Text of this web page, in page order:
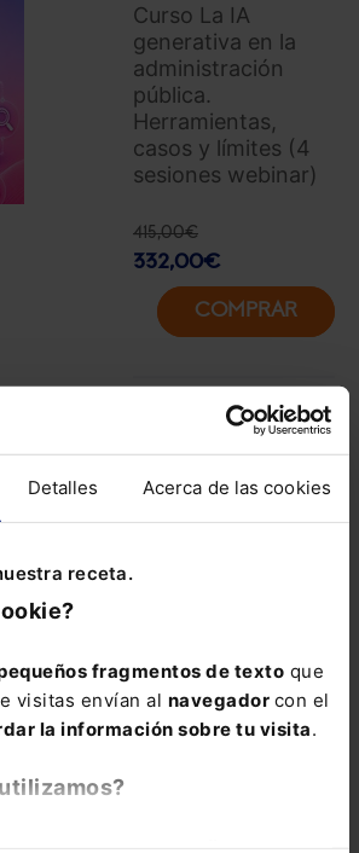
Detalles Acerca de las cookies
receta.
fragmentos de texto que
visitas envían al navegador con el
la información sobre tu visita.
Curso La IA
generativa en la
administración
pública.
Herramientas,
casos y límites (4
sesiones webinar)
415,00€
332,00€
COMPRAR
Cómo aplicar la
artificial
práctico.
La inteligencia